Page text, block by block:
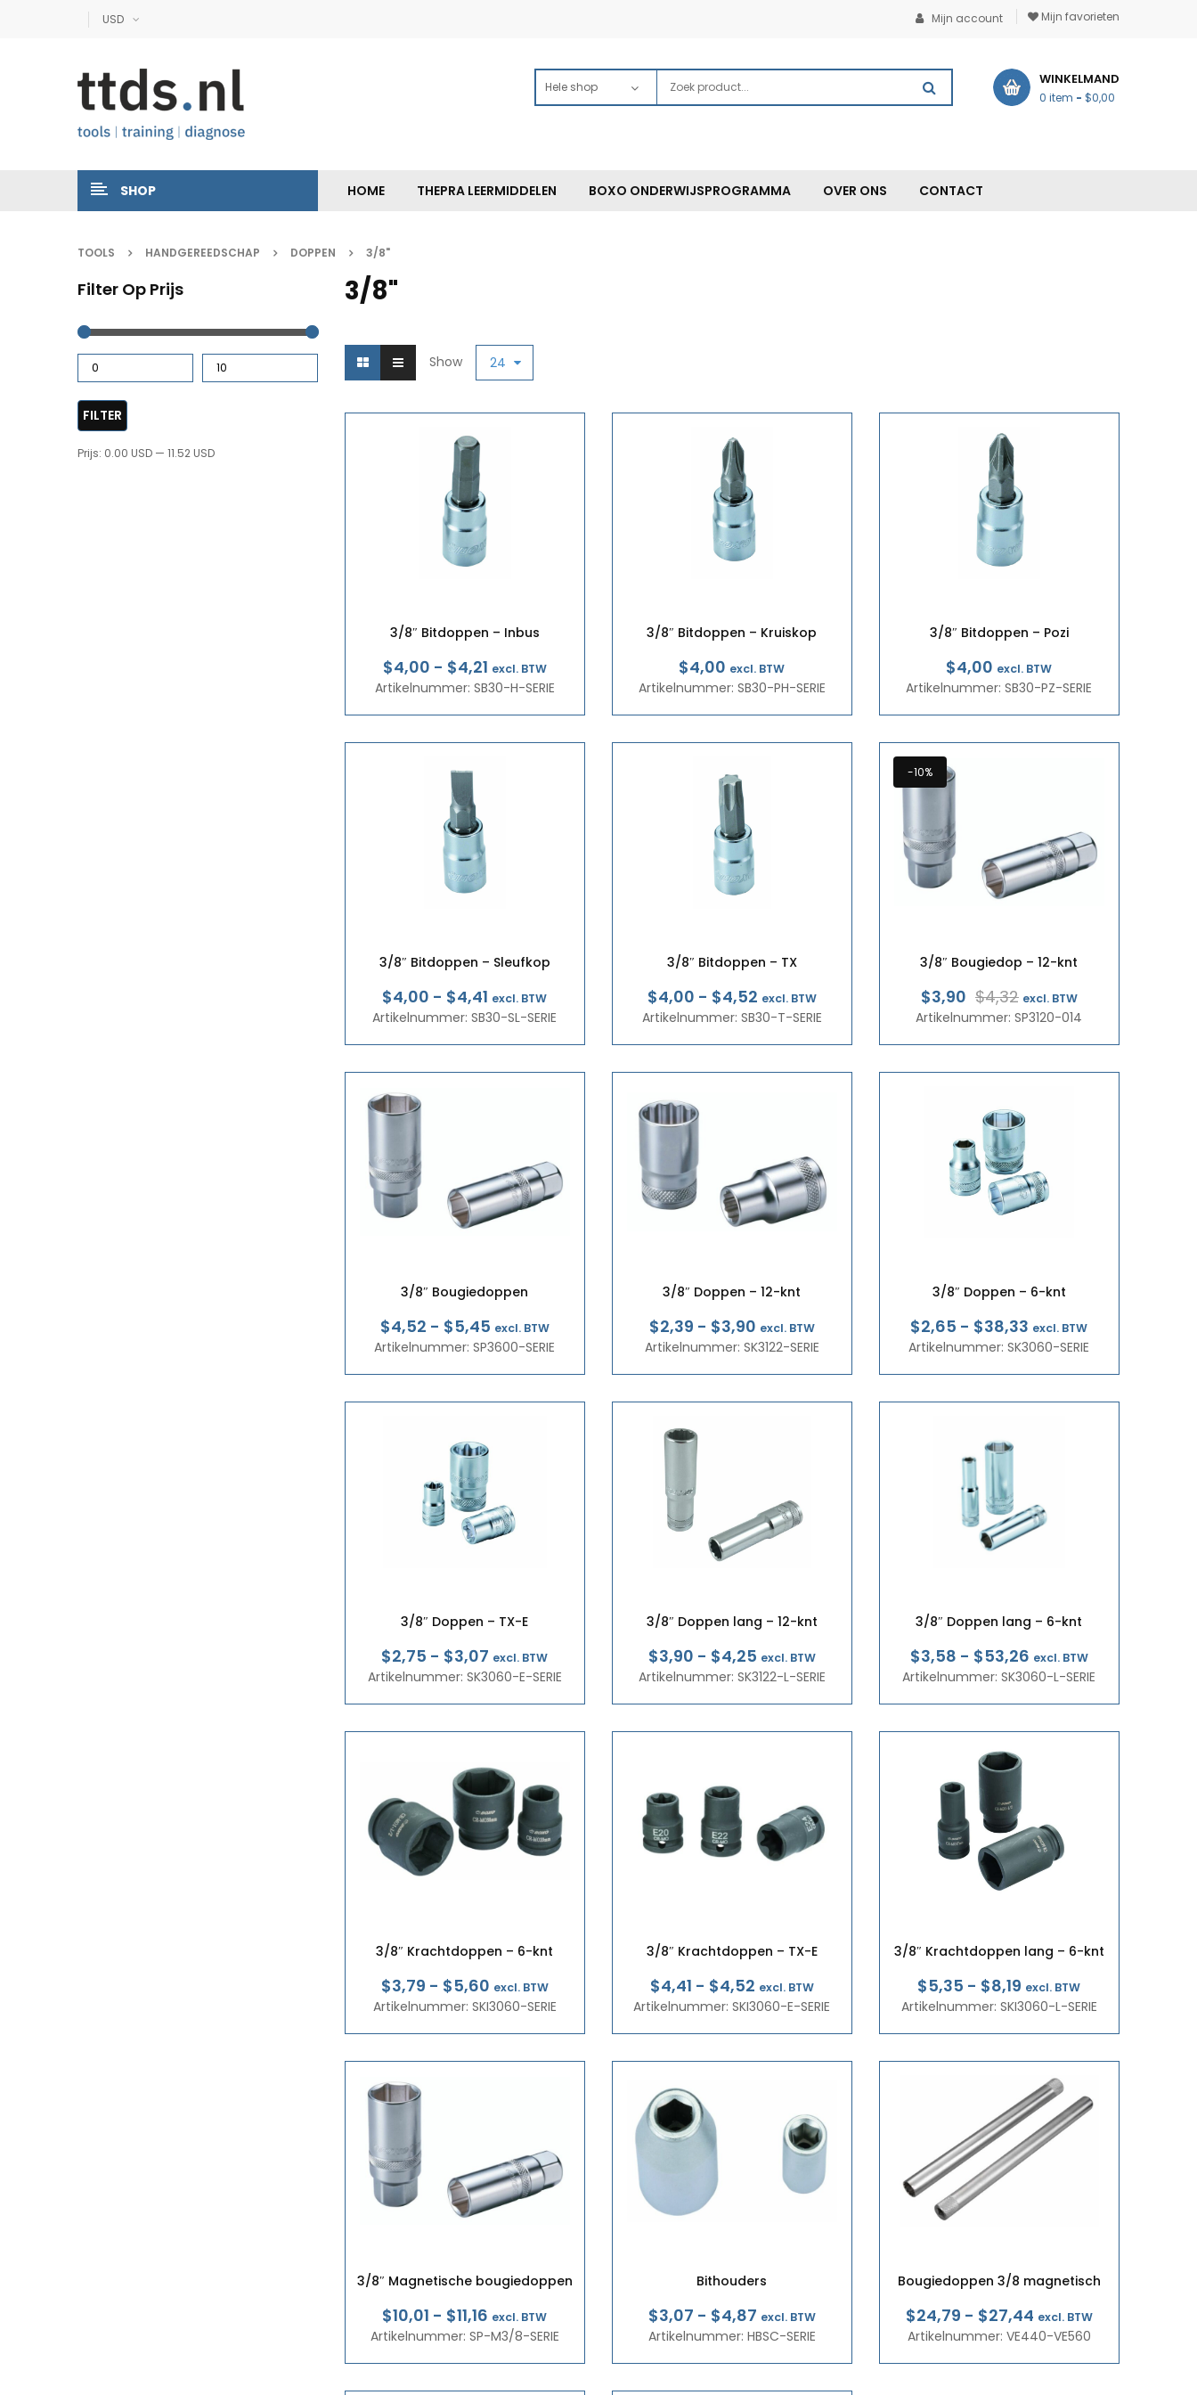
USD Mijn favorieten
Mijn account
WINKELMAND
0 item - $0,00
SHOP HOME THEPRA LEERMIDDELEN BOXO ONDERWIJSPROGRAMMA OVER ONS CONTACT
TOOLS HANDGEREEDSCHAP DOPPEN 3/8"
Filter Op Prijs
FILTER
Prijs: 0.00 USD — 11.52 USD
3/8"
Show 24
3/8″ Bitdoppen – Inbus
$4,00 - $4,21Prijsklasse:
€3,47
tot
€3,65
excl. BTW
Artikelnummer: SB30-H-SERIE
3/8″ Bitdoppen – Kruiskop
$4,00 excl. BTW
Artikelnummer: SB30-PH-SERIE
3/8″ Bitdoppen – Pozi
$4,00 excl. BTW
Artikelnummer: SB30-PZ-SERIE
3/8″ Bitdoppen – Sleufkop
$4,00 - $4,41 Prijsklasse:
€3,47
tot
€3,83
excl. BTW
Artikelnummer: SB30-SL-SERIE
3/8″ Bitdoppen – TX
$4,00 - $4,52Prijsklasse:
€3,47
tot
€3,92
excl. BTW
Artikelnummer: SB30-T-SERIE
-10%
3/8″ Bougiedop – 12-knt
$4,32 Oorspronkelijke
prijs
was:
€3,75.
$3,90
Huidige
prijs
is:
€3,38.
excl. BTW
Artikelnummer: SP3120-014
3/8″ Bougiedoppen
$4,52 - $5,45Prijsklasse:
€3,92
tot
€4,73
excl. BTW
Artikelnummer: SP3600-SERIE
3/8″ Doppen – 12-knt
$2,39 - $3,90Prijsklasse:
€2,07
tot
€3,38
excl. BTW
Artikelnummer: SK3122-SERIE
3/8″ Doppen – 6-knt
$2,65 - $38,33 Prijsklasse:
€2,30
tot
€33,26
excl. BTW
Artikelnummer: SK3060-SERIE
3/8″ Doppen – TX-E
$2,75 - $3,07 Prijsklasse:
€2,39
tot
€2,66
excl. BTW
Artikelnummer: SK3060-E-SERIE
3/8″ Doppen lang – 12-knt
$3,90 - $4,25Prijsklasse:
€3,38
tot
€3,69
excl. BTW
Artikelnummer: SK3122-L-SERIE
3/8″ Doppen lang – 6-knt
$3,58 - $53,26Prijsklasse:
€3,11
tot
€46,22
excl. BTW
Artikelnummer: SK3060-L-SERIE
3/8″ Krachtdoppen – 6-knt
$3,79 - $5,60Prijsklasse:
€3,29
tot
€4,86
excl. BTW
Artikelnummer: SKI3060-SERIE
3/8″ Krachtdoppen – TX-E
$4,41 - $4,52Prijsklasse:
€3,83
tot
€3,92
excl. BTW
Artikelnummer: SKI3060-E-SERIE
3/8″ Krachtdoppen lang – 6-knt
$5,35 - $8,19 Prijsklasse:
€4,64
tot
€7,11
excl. BTW
Artikelnummer: SKI3060-L-SERIE
3/8″ Magnetische bougiedoppen
$10,01 - $11,16 Prijsklasse:
€8,69
tot
€9,68
excl. BTW
Artikelnummer: SP-M3/8-SERIE
Bithouders
$3,07 - $4,87Prijsklasse:
€2,66
tot
€4,23
excl. BTW
Artikelnummer: HBSC-SERIE
Bougiedoppen 3/8 magnetisch
$24,79 - $27,44Prijsklasse:
€21,51
tot
excl. BTW
Artikelnummer: VE440-VE560